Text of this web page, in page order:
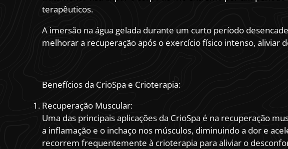
terapêuticos.
A imersão na água gelada durante um curto período
melhorar a recuperação após o exercício físico intenso, aliviar
Benefícios da CrioSpa e Crioterapia:
Recuperação Muscular:
Uma das principais aplicações da CrioSpa é na recuperação
a inflamação e o inchaço nos músculos, diminuindo a dor e
recorrem frequentemente à crioterapia para aliviar o